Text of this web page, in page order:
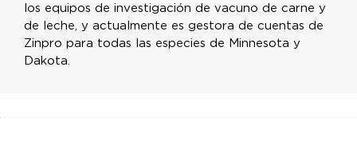
los equipos de investigación de vacuno de carne y
de leche, y actualmente es gestora de cuentas de
Zinpro para todas las especies de Minnesota y
Dakota.